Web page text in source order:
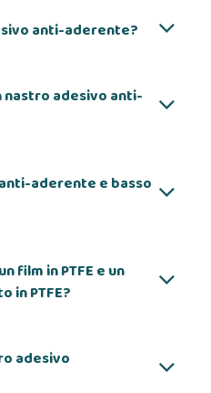
anti-aderente?
nastro adesivo anti-
aderente e basso
film in PTFE e un
in PTFE?
adesivo